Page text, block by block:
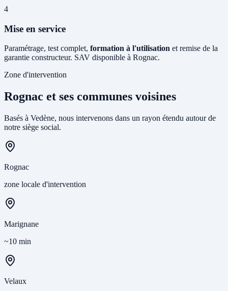
4
Mise en service
Paramétrage, test complet, formation à l'utilisation et remise de la
garantie constructeur. SAV disponible à Rognac.
Zone d'intervention
Rognac et ses communes voisines
Basés à Vedène, nous intervenons dans un rayon étendu autour de
notre siège social.
Rognac
zone locale d'intervention
Marignane
~10 min
Velaux